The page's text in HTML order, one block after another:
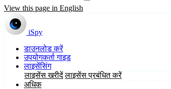
View this page in English
iSpy
डाउनलोड करें
उपयोगकर्ता गाइड
लाइसेंसिंग
लाइसेंस खरीदें लाइसेंस प्रबंधित करें
अधिक